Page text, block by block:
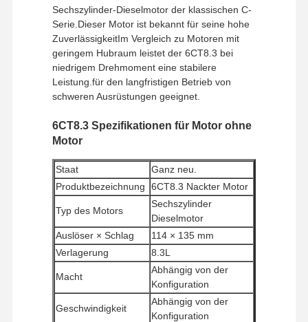
Sechszylinder-Dieselmotor der klassischen C-
Serie.Dieser Motor ist bekannt für seine hohe
ZuverlässigkeitIm Vergleich zu Motoren mit
geringem Hubraum leistet der 6CT8.3 bei
niedrigem Drehmoment eine stabilere
Leistung.für den langfristigen Betrieb von
schweren Ausrüstungen geeignet.
6CT8.3 Spezifikationen für Motor ohne
Motor
Staat
Ganz neu.
Produktbezeichnung
6CT8.3 Nackter Motor
Typ des Motors
Sechszylinder
Dieselmotor
Auslöser × Schlag
114 × 135 mm
Verlagerung
8.3L
Macht
Abhängig von der
Konfiguration
Geschwindigkeit
Abhängig von der
Konfiguration